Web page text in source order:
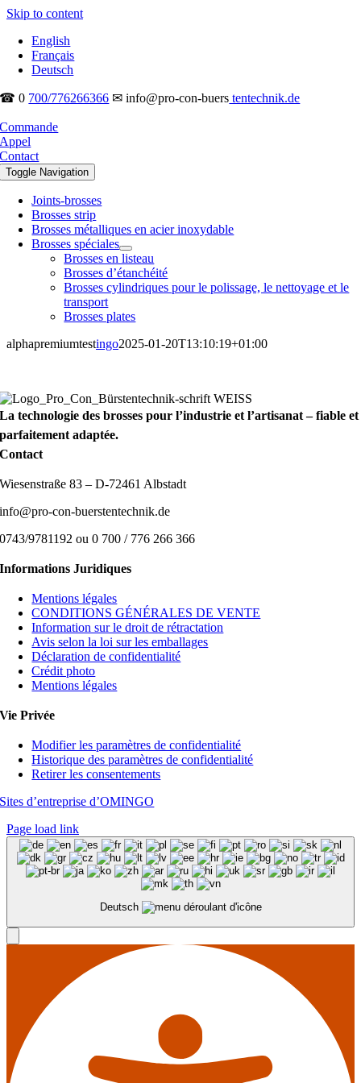
Skip to content
English
Français
Deutsch
☎ 0 700/776266366 ✉ info@pro-con-buers tentechnik.de
Commande
Appel
Contact
Toggle Navigation
Joints-brosses
Brosses strip
Brosses métalliques en acier inoxydable
Brosses spéciales
Brosses en listeau
Brosses d’étanchéité
Brosses cylindriques pour le polissage, le nettoyage et le
transport
Brosses plates
alphapremiumtestingo2025-01-20T13:10:19+01:00
La technologie des brosses pour l’industrie et l’artisanat – fiable et
parfaitement adaptée.
Contact
Wiesenstraße 83 – D-72461 Albstadt
info@pro-con-buerstentechnik.de
0743/9781192 ou 0 700 / 776 266 366
Informations Juridiques
Mentions légales
CONDITIONS GÉNÉRALES DE VENTE
Information sur le droit de rétractation
Avis selon la loi sur les emballages
Déclaration de confidentialité
Crédit photo
Mentions légales
Vie Privée
Modifier les paramètres de confidentialité
Historique des paramètres de confidentialité
Retirer les consentements
Sites d’entreprise d’OMINGO
Page load link
Deutsch